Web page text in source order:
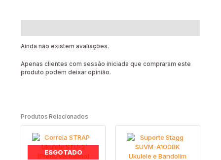
Ainda não existem avaliações.
Apenas clientes com sessão iniciada que compraram este
produto podem deixar opinião.
Produtos Relacionados
ESGOTADO